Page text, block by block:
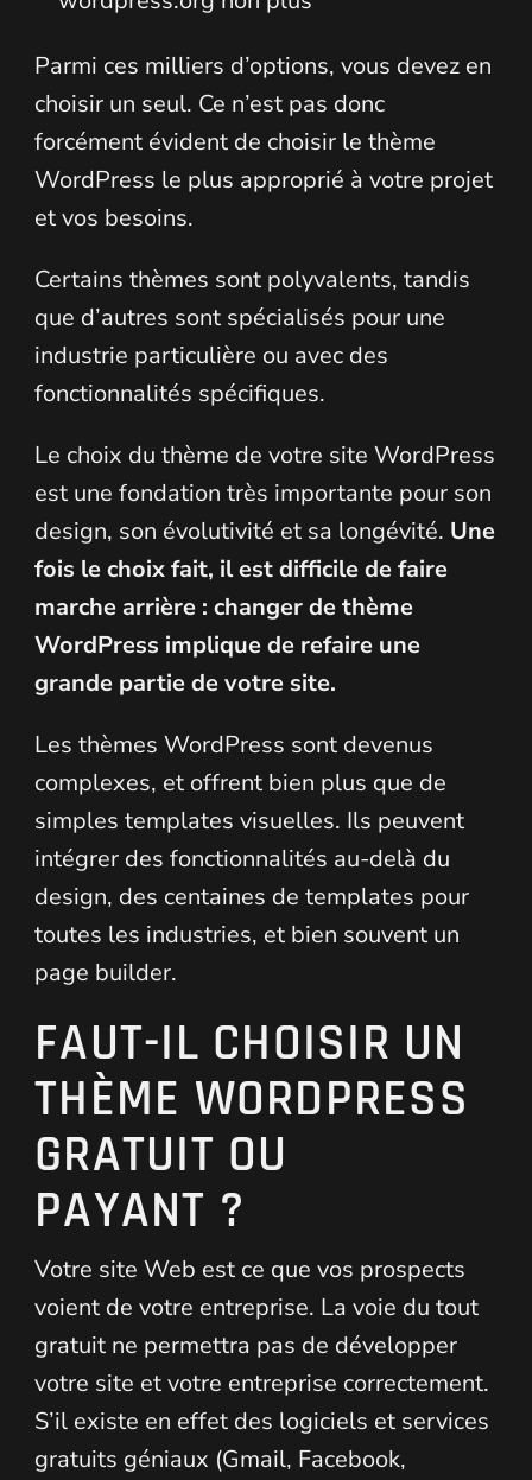
Parmi ces milliers d’options, vous devez en
choisir un seul. Ce n’est pas donc
forcément évident de choisir le thème
WordPress le plus approprié à votre projet
et vos besoins.
Certains thèmes sont polyvalents, tandis
que d’autres sont spécialisés pour une
industrie particulière ou avec des
fonctionnalités spécifiques.
Le choix du thème de votre site WordPress
est une fondation très importante pour son
design, son évolutivité et sa longévité. Une
fois le choix fait, il est difficile de faire
marche arrière : changer de thème
WordPress implique de refaire une
grande partie de votre site.
Les thèmes WordPress sont devenus
complexes, et offrent bien plus que de
simples templates visuelles. Ils peuvent
intégrer des fonctionnalités au-delà du
design, des centaines de templates pour
toutes les industries, et bien souvent un
page builder.
FAUT-IL CHOISIR UN
THÈME WORDPRESS
GRATUIT OU
PAYANT ?
Votre site Web est ce que vos prospects
voient de votre entreprise. La voie du tout
gratuit ne permettra pas de développer
votre site et votre entreprise correctement.
S’il existe en effet des logiciels et services
gratuits géniaux (Gmail, Facebook,